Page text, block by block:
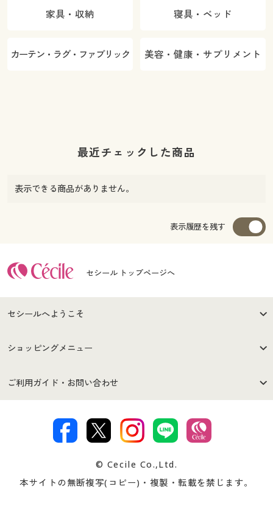
家具・収納 寝具・ベッド
カーテン・ラグ・ファブリック 美容・健康・サプリメント
最近チェックした商品
表示できる商品がありません。
表示履歴を残す
セシール トップページへ
セシールへようこそ
はじめての方へ
セシールご利用規約
著作権・商標について 会社案内
ショッピングメニュー
商品カテゴリ
プレゼント＆キャンペーン サイトマップ
ご利用ガイド・お問い合わせ
交換・返品は お支払は
ついて
忘れの場合
© Cecile Co.,Ltd.
本サイトの無断複写(コピー)・複製・転載を禁じます。